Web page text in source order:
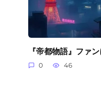
『帝都物語』ファ
0 46